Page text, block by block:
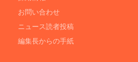
お問い合わせ
ニュース読者投稿
編集長からの手紙